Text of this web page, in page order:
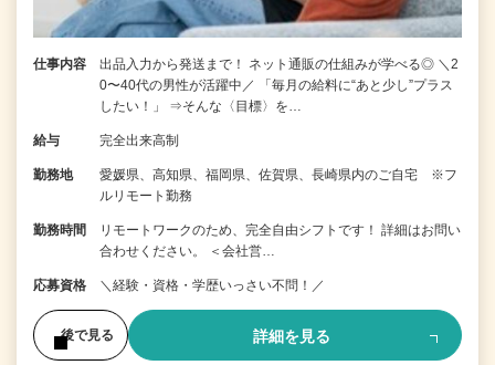
仕事内容
出品入力から発送まで！ ネット通販の仕組みが学べる◎ ＼2
0〜40代の男性が活躍中／ 「毎月の給料に“あと少し”プラス
したい！」 ⇒そんな〈目標〉を…
給与 完全出来高制
勤務地
愛媛県、高知県、福岡県、佐賀県、長崎県内のご自宅 ※フ
ルリモート勤務
勤務時間
リモートワークのため、完全自由シフトです！ 詳細はお問い
合わせください。 ＜会社営…
応募資格 ＼経験・資格・学歴いっさい不問！／
後で見る 詳細を見る